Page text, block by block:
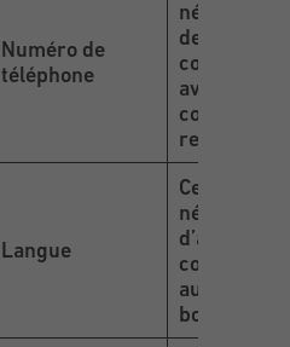
Numéro de
téléphone
nécessaire
de prendre
contact
avec le
concernant
rendez-
Langue
Cette
nécessaire
d’adresser
au client
bonne